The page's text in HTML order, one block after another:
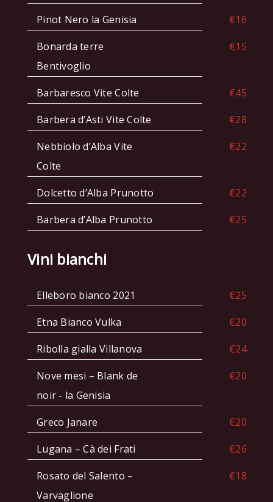
Pinot Nero la Genisia
€16
Bonarda terre
Bentivoglio
€15
Barbaresco Vite Colte
€45
Barbera d’Asti Vite Colte
€28
Nebbiolo d’Alba Vite
Colte
€22
Dolcetto d’Alba Prunotto
€22
Barbera d’Alba Prunotto
€25
Vini bianchi
Elleboro bianco 2021
€25
Etna Bianco Vulka
€20
Ribolla gialla Villanova
€24
Nove mesi – Blank de
noir - la Genisia
€20
Greco Janare
€20
Lugana – Cà dei Frati
€26
Rosato del Salento –
Varvaglione
€18